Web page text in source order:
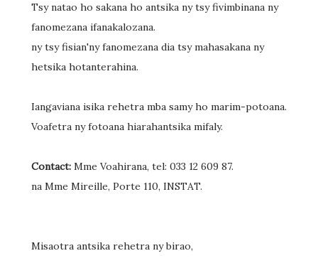
Tsy natao ho sakana ho antsika ny tsy fivimbinana ny
fanomezana ifanakalozana.
ny tsy fisian'ny fanomezana dia tsy mahasakana ny
hetsika hotanterahina.
Iangaviana isika rehetra mba samy ho marim-potoana.
Voafetra ny fotoana hiarahantsika mifaly.
Contact: Mme Voahirana, tel: 033 12 609 87.
na Mme Mireille, Porte 110, INSTAT.
Misaotra antsika rehetra ny birao,